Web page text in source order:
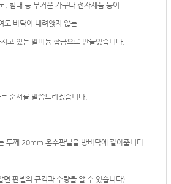
, 침대 등 무거운 가구나 전자제품 등이
도 바닥이 내려앉지 않는
고 있는 알미늄 합금으로 만들었습니다.
순서를 말씀드리겠습니다.
두께 20mm 온수판넬을 방바닥에 깔아줍니다.
면 판넬의 규격과 수량을 알 수 있습니다)